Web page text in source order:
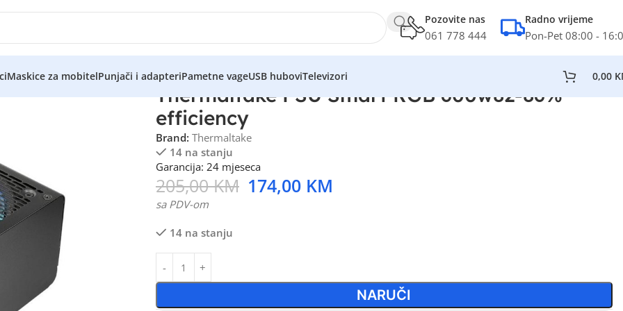
Pozovite nas
061 778 444
Radno vrijeme
Pon-Pet 08:00 -
Maskice za mobitelPunjači i adapteriPametne vageUSB huboviTelevizori 0,00
Thermaltake PSU Smart RGB 600w82-86%
efficiency
Brand: Thermaltake
14 na stanju
Garancija: 24 mjeseca
205,00KM 174,00 KM
sa PDV-om
14 na stanju
NARUČI